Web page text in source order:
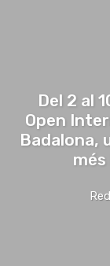
Del 2 al
Open
Badalona,